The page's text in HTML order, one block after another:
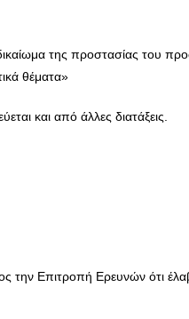
δικαίωμα της προστασίας
θέματα»
και από άλλες διατάξεις.
την Επιτροπή Ερευνών ότι